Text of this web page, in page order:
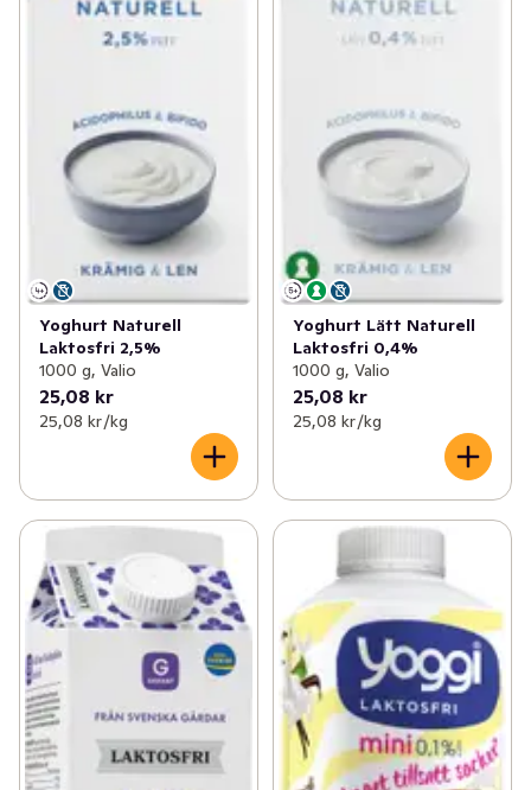
Yoghurt Naturell
Laktosfri 2,5%
1000 g, Valio
25,08 kr
25,08 kr /kg
Yoghurt Lätt Naturell
Laktosfri 0,4%
1000 g, Valio
25,08 kr
25,08 kr /kg